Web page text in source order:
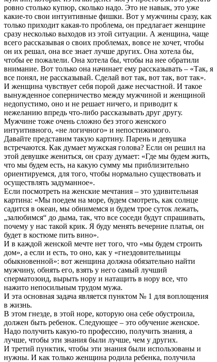
ровно столько купюр, сколько надо. Это не навык, это уже
какие-то свои интуитивные фишки. Вот у мужчины сразу, как
только приходит какая-то проблема, он предлагает женщине
сразу несколько выходов из этой ситуации. А женщина, чаще
всего рассказывая о своих проблемах, вовсе не хочет, чтобы
он их решал, она все знает лучше других. Она хотела бы,
чтобы ее пожалели. Она хотела бы, чтобы на нее обратили
внимание. Вот только она начинает ему рассказывать – «Так, я
все понял, не рассказывай. Сделай вот так, вот так, вот так».
И женщина чувствует себя порой даже несчастной. И такое
вынужденное соперничество между мужчиной и женщиной
недопустимо, оно и не решает ничего, и приводит к
нежеланию впредь что-либо рассказывать друг другу.
Мужчине тоже очень сложно без этого женского
интуитивного, «не логичного» и непостижимого.
Давайте представим такую картину. Парень и девушка
встречаются. Как думает мужская голова? Если он решил на
этой девушке жениться, он сразу думает: «Где мы будем жить,
что мы будем есть, на какую сумму мы приблизительно
ориентируемся, для того, чтобы нормально существовать и
осуществлять задуманное».
Если посмотреть на женские мечтания – это удивительная
картина: «Мы поедем на море, будем смотреть, как солнце
садится в океан, мы обнимемся и будем трое суток лежать,
„залюбимся“ до дыма, так, что все соседи будут спрашивать,
почему у нас такой крик. Я буду менять вечерние платья, он
будет в костюме пить вино».
И в каждой женской мечте нет того, что «мы будем строить
дом», а если и есть, то оно, как у «гнездовительницы
обыкновенной»: вот женщина должна обязательно найти
мужчину, обнять его, взять у него самый лучший
сперматозоид, вырыть нору и натащить в нору все, что
нажито непосильным трудом мужа.
И эта основная задача является пунктом № 1 для воплощения
в жизнь.
В этом гнезде, в этой норе, которую она себе обустроила,
должен быть ребенок. Следующее – это обучение женское.
Надо получить какую-то профессию, получить знания, а
лучше, чтобы эти знания были лучше, чем у других.
И третий пунктик, чтобы эти знания были использованы и
нужны. И как только женщина родила ребенка, получила